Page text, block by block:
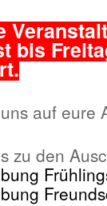
bis
auf eure
zu den